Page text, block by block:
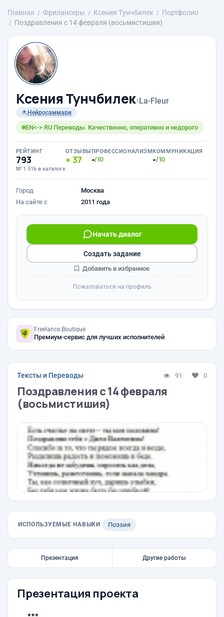
Главная Фрилансеры Ксения Тунчбилек
Портфолио
Поздравления с 14 февраля (восьмистишия)
Ксения Тунчбилек›La-Fleur
Нейросаммари
EN<-> RU Переводы. Качественно, оперативно и недорого
РЕЙТИНГ
793
№ 1 516 в каталоге
ОТЗЫВЫ
37
ПРОФЕССИОНАЛИЗМ
-/10
КОММУНИКАЦИЯ
-/10
Город
Москва
На сайте с
2011 года
Начать диалог
Создать задание
Добавить в избранное
Пожаловаться на профиль
Freelance.Boutique
Премиум-сервис для лучших исполнителей
Тексты и Переводы 91 0
Поздравления с 14 февраля
(восьмистишия)
ИСПОЛЬЗУЕМЫЕ НАВЫКИ Поэзия
Презентация Другие работы
Презентация проекта